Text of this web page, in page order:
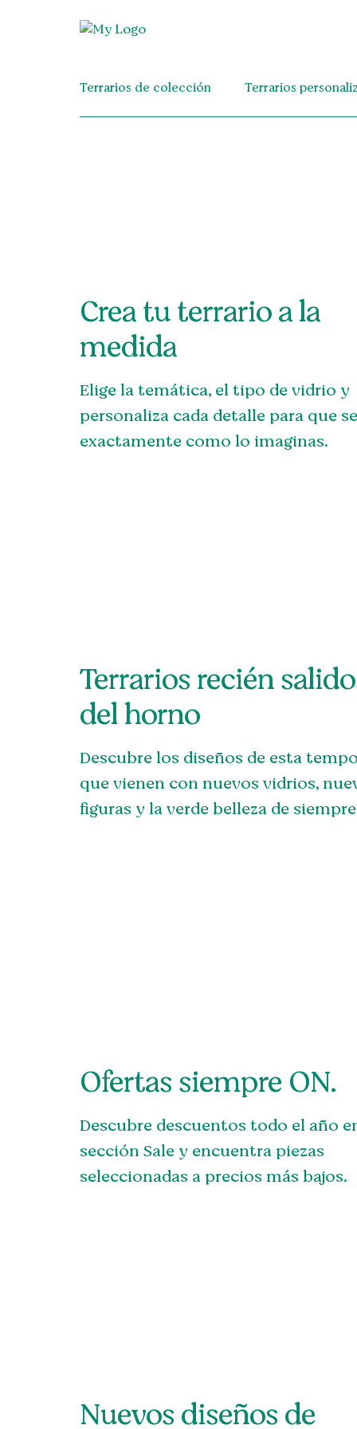
Terrarios de colección Terrarios
Crea tu terrario a la
medida
Elige la temática, el tipo de vidrio y
personaliza cada detalle para que
exactamente como lo imaginas.
Terrarios recién
del horno
Descubre los diseños de esta
que vienen con nuevos vidrios,
figuras y la verde belleza de
Ofertas siempre ON.
Descubre descuentos todo el año
sección Sale y encuentra piezas
seleccionadas a precios más bajos.
Nuevos diseños de